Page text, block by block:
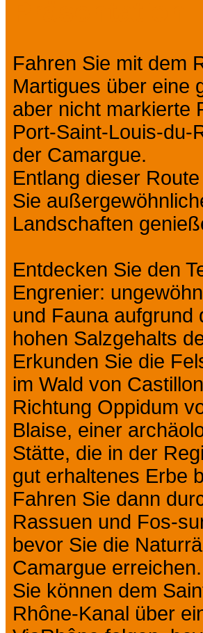
Fahren Sie mit dem
Martigues über eine
aber nicht markierte
Port-Saint-Louis-du-
der Camargue.
Entlang dieser
Sie
Landschaften
Entdecken Sie den
Engrenier:
und Fauna aufgrund
hohen Salzgehalts
Erkunden Sie die
im Wald von
Richtung Oppidum
Blaise, einer
Stätte, die in der
gut erhaltenes Erbe
Fahren Sie dann
Rassuen und Fos-
bevor Sie die
Camargue erreichen.
Sie können dem
Rhône-Kanal über